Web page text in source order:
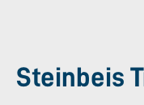
Steinbeis